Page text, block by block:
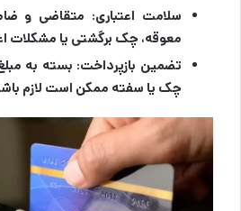
سلامت اعتباری: متقاضی و
معوقه، چک برگشتی یا مشکلات
تضمین بازپرداخت: بسته به
چک یا سفته ممکن است لازم